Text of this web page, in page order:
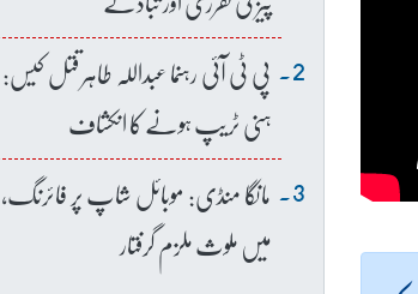
پی ٹی آئی رہنما عبداللہ طاہر قتل
ہنی ٹریپ ہونے کا انکشاف
مانگا منڈی: موبائل شاپ پر
میں ملوث ملزم گرفتار